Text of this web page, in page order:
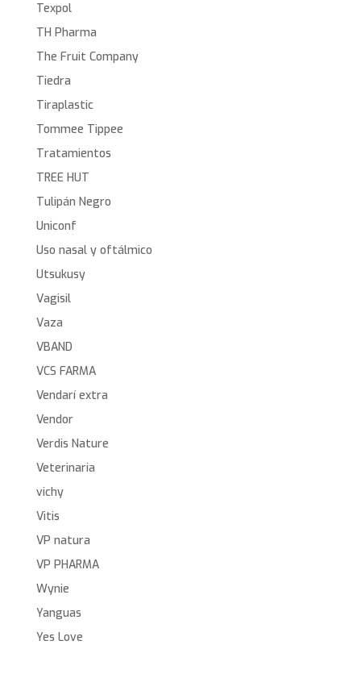
Texpol
TH Pharma
The Fruit Company
Tiedra
Tiraplastic
Tommee Tippee
Tratamientos
TREE HUT
Tulipán Negro
Uniconf
Uso nasal y oftálmico
Utsukusy
Vagisil
Vaza
VBAND
VCS FARMA
Vendarí extra
Vendor
Verdis Nature
Veterinaria
vichy
Vitis
VP natura
VP PHARMA
Wynie
Yanguas
Yes Love